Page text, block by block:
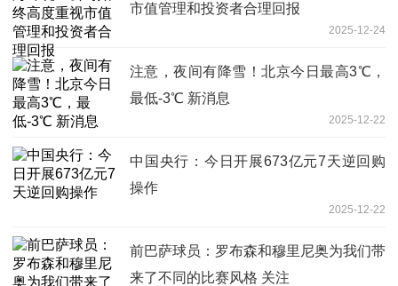
市值管理和投资者合理回报
2025-12-24
注意，夜间有降雪！北京今日最高3℃，
最低-3℃ 新消息
2025-12-22
中国央行：今日开展673亿元7天逆回购
操作
2025-12-22
前巴萨球员：罗布森和穆里尼奥为我们带
来了不同的比赛风格 关注